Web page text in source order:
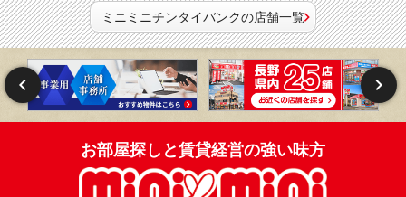
ミニミニチンタイバンクの店舗一覧
お部屋探しと賃貸経営の強い味方